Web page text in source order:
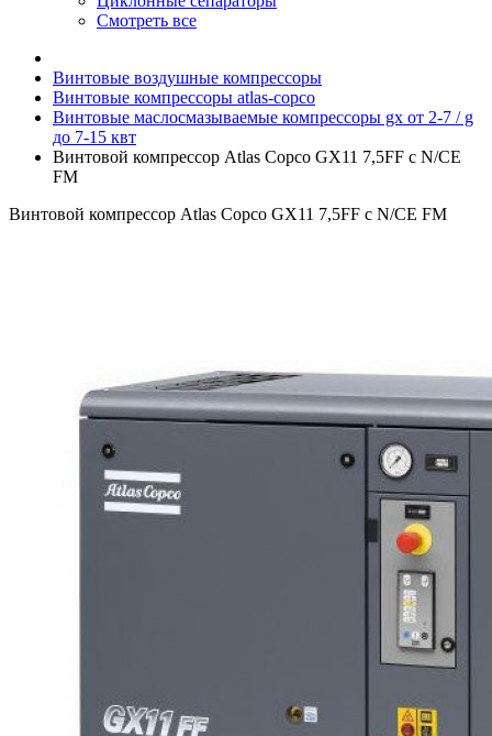
Смотреть все
Винтовые воздушные компрессоры
Винтовые компрессоры atlas-copco
Винтовые маслосмазываемые компрессоры gx от 2-7 / g
до 7-15 квт
Винтовой компрессор Atlas Copco GX11 7,5FF c N/CE
FM
Винтовой компрессор Atlas Copco GX11 7,5FF c N/CE FM